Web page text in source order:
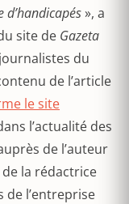
», a
site de Gazeta
du
de l’article
le site
l’actualité des
de l’auteur
de la rédactrice
l’entreprise